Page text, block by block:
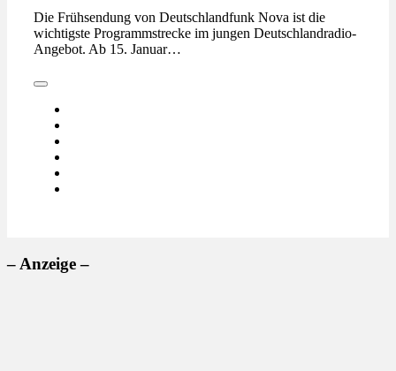
Die Frühsendung von Deutschlandfunk Nova ist die
wichtigste Programmstrecke im jungen Deutschlandradio-
Angebot. Ab 15. Januar…
– Anzeige –